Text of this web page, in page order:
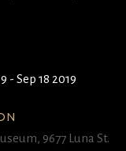
- Sep 18 2019
9677 Luna St.